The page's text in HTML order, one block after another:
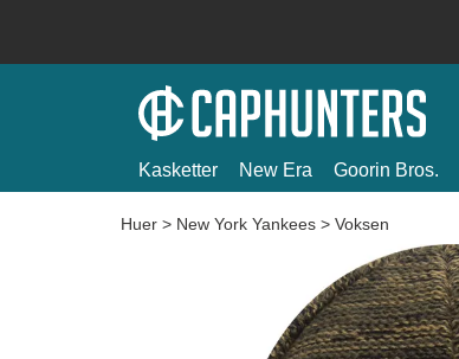
Kasketter New Era Goorin Bros.
Huer > New York Yankees > Voksen